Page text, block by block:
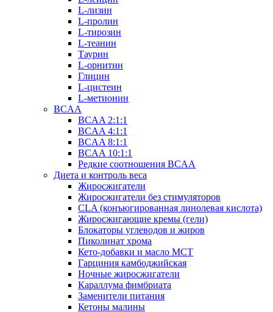
L-лизин
L-пролин
L-тирозин
L-теанин
Таурин
L-орнитин
Глицин
L-цистеин
L-метионин
BCAA
BCAA 2:1:1
BCAA 4:1:1
BCAA 8:1:1
BCAA 10:1:1
Редкие соотношения BCAA
Диета и контроль веса
Жиросжигатели
Жиросжигатели без стимуляторов
CLA (конъюгированная линолевая кислота)
Жиросжигающие кремы (гели)
Блокаторы углеводов и жиров
Пиколинат хрома
Кето-добавки и масло МСТ
Гарциния камбоджийская
Ночные жиросжигатели
Караллума фимбриата
Заменители питания
Кетоны малины